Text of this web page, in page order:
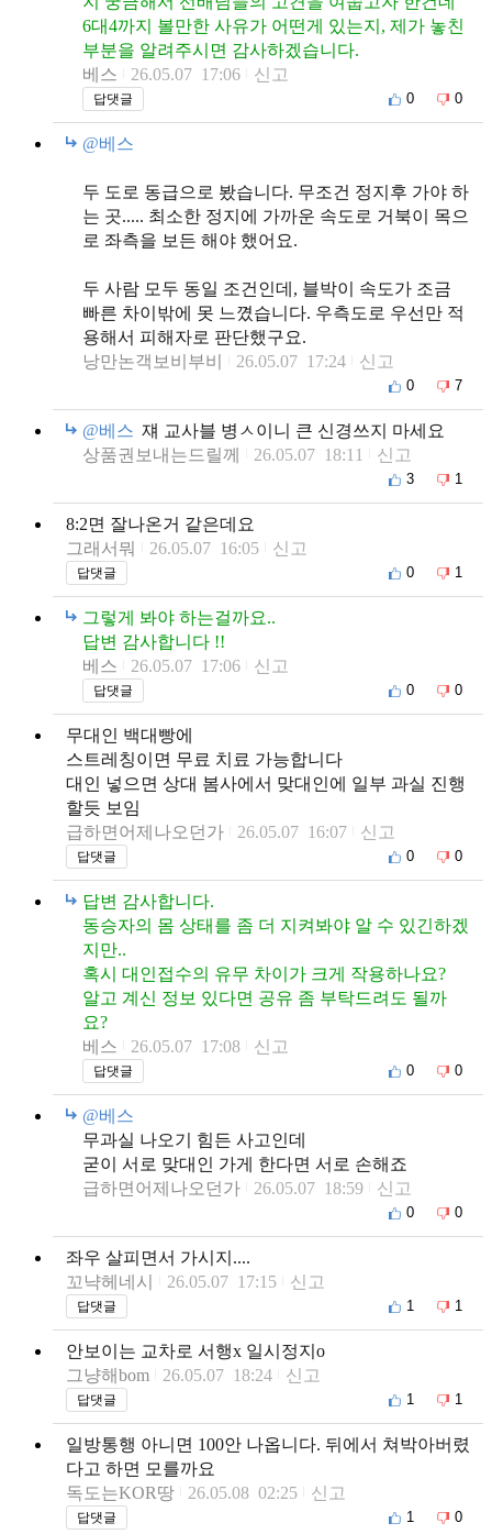
6대4까지 볼만한 사유가 어떤게 있는지, 제가 놓친
부분을 알려주시면 감사하겠습니다.
베스
26.05.07 17:06 신고
답댓글 0 0
@베스
두 도로 동급으로 봤습니다. 무조건 정지후 가야 하
는 곳..... 최소한 정지에 가까운 속도로 거북이 목으
로 좌측을 보든 해야 했어요.
두 사람 모두 동일 조건인데, 블박이 속도가 조금
빠른 차이밖에 못 느꼈습니다. 우측도로 우선만 적
용해서 피해자로 판단했구요.
낭만논객보비부비
26.05.07 17:24 신고
0 7
@베스 쟤 교사블 병ㅅ이니 큰 신경쓰지 마세요
상품권보내는드릴께
26.05.07 18:11 신고
3 1
8:2면 잘나온거 같은데요
그래서뭐
26.05.07 16:05 신고
답댓글 0 1
그렇게 봐야 하는걸까요..
답변 감사합니다 !!
베스
26.05.07 17:06 신고
답댓글 0 0
무대인 백대빵에
스트레칭이면 무료 치료 가능합니다
대인 넣으면 상대 봄사에서 맞대인에 일부 과실 진행
할듯 보임
급하면어제나오던가
26.05.07 16:07 신고
답댓글 0 0
답변 감사합니다.
동승자의 몸 상태를 좀 더 지켜봐야 알 수 있긴하겠
지만..
혹시 대인접수의 유무 차이가 크게 작용하나요?
알고 계신 정보 있다면 공유 좀 부탁드려도 될까
요?
베스
26.05.07 17:08 신고
답댓글 0 0
@베스
무과실 나오기 힘든 사고인데
굳이 서로 맞대인 가게 한다면 서로 손해죠
급하면어제나오던가
26.05.07 18:59 신고
0 0
좌우 살피면서 가시지....
꼬냑헤네시
26.05.07 17:15 신고
답댓글 1 1
안보이는 교차로 서행x 일시정지o
그냥해bom
26.05.07 18:24 신고
답댓글 1 1
일방통행 아니면 100안 나옵니다. 뒤에서 쳐박아버렸
다고 하면 모를까요
독도는KOR땅
26.05.08 02:25 신고
답댓글 1 0